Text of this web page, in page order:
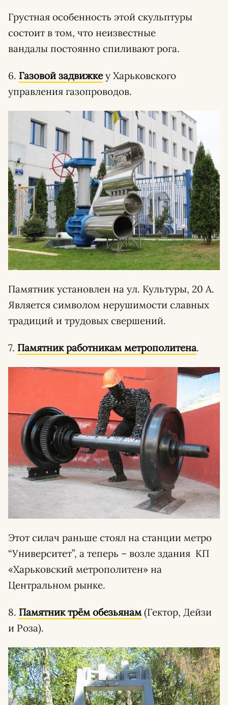
Грустная особенность этой скульптуры
состоит в том, что неизвестные
вандалы постоянно спиливают рога.
6. Газовой задвижкеу Харьковского
управления газопроводов.
Памятник установлен на ул. Культуры, 20 А.
Является символом нерушимости славных
традиций и трудовых свершений.
7. Памятник работникам метрополитена.
Этот силач раньше стоял на станции метро
“Университет”, а теперь – возле здания КП
«Харьковский метрополитен» на
Центральном рынке.
8. Памятник трём обезьянам(Гектор, Дейзи
и Роза).